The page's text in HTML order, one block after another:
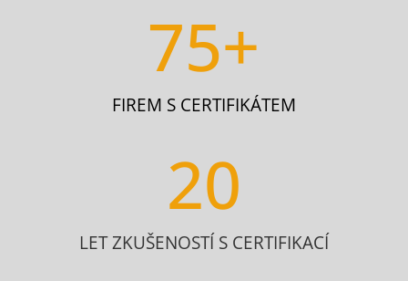
75+
FIREM S CERTIFIKÁTEM
20
LET ZKUŠENOSTÍ S CERTIFIKACÍ